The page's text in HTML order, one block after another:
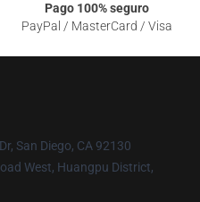
Pago 100% seguro
PayPal / MasterCard / Visa
San Diego, CA 92130
West, Huangpu District,